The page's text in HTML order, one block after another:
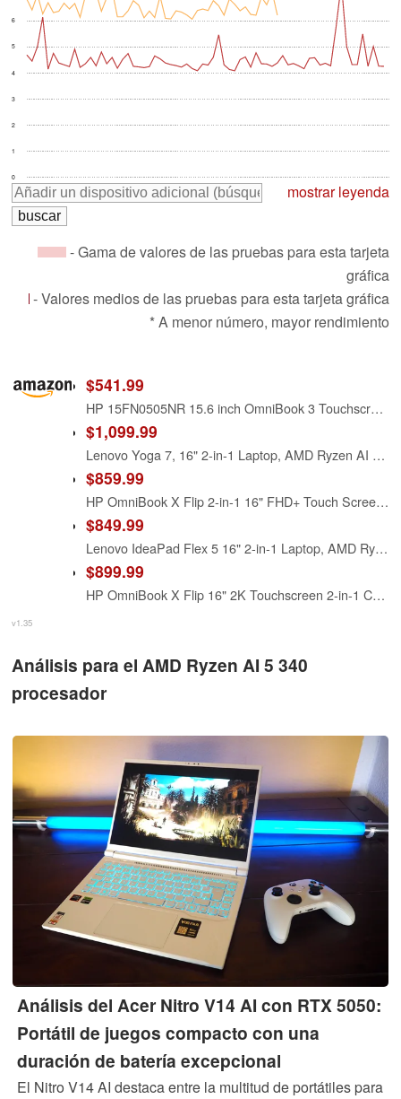
0
1
2
3
4
5
6
mostrar leyenda
- Gama de valores de las pruebas para esta tarjeta
gráfica
- Valores medios de las pruebas para esta tarjeta gráfica
* A menor número, mayor rendimiento
$541.99
HP 15FN0505NR 15.6 inch OmniBook 3 Touchscreen Laptop - AMD Ryzen AI 5 340 - AMD Radeon 800M Graphics - 16GB/512GB SSD
$1,099.99
Lenovo Yoga 7, 16" 2-in-1 Laptop, AMD Ryzen AI 5 340, 16GB DDR5, 1TB SSD
$859.99
HP OmniBook X Flip 2-in-1 16" FHD+ Touch Screen Laptop |AMD Ryzen AI 5 340|AMD Radeon 840M | Copilot|Backlit|Meteor Silver| 16GB RAM DDR5 | 512GB SSD |Windows 11 Home|Bundle with Stylus Pen
$849.99
Lenovo IdeaPad Flex 5 16" 2-in-1 Laptop, AMD Ryzen AI 5 340, 16GB DDR5
$899.99
HP OmniBook X Flip 16" 2K Touchscreen 2-in-1 Copilot+ Laptop, AMD Ryzen AI 5 340, 16GB RAM 512GB SSD, Wi-Fi 6E, Bluetooth 5.3, Backlit Keyboard, 256gb 9H docking station, Windows 11 Pro, Meteor Silver
v1.35
Análisis para el AMD Ryzen AI 5 340
procesador
Análisis del Acer Nitro V14 AI con RTX 5050:
Portátil de juegos compacto con una
duración de batería excepcional
El Nitro V14 AI destaca entre la multitud de portátiles para